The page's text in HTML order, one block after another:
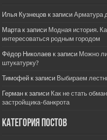
Илья Кузнецов к записиАрматура
Мартак записи Модная история.
интересоваться родным городом
Фёдор Николаев к записи Можно
штукатурку?
Тимофей к записи Выбираем
Герман к записи Как не стать
застройщика-банкрота
Категория постов